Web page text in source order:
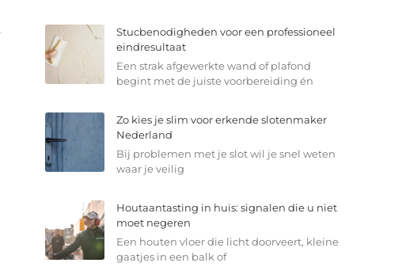
Stucbenodigheden voor een professioneel
eindresultaat
Een strak afgewerkte wand of plafond
begint met de juiste voorbereiding én
Zo kies je slim voor erkende slotenmaker
Nederland
Bij problemen met je slot wil je snel weten
waar je veilig
Houtaantasting in huis: signalen die u niet
moet negeren
Een houten vloer die licht doorveert, kleine
gaatjes in een balk of